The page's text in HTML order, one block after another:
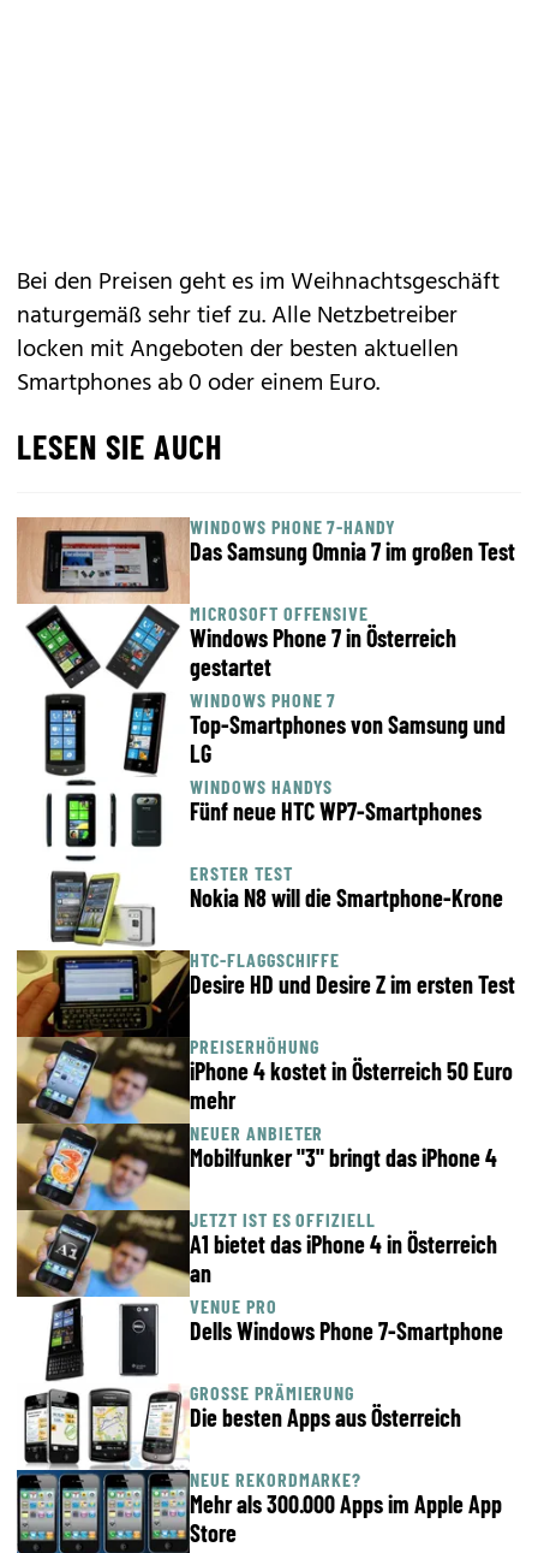
Bei den Preisen geht es im Weihnachtsgeschäft
naturgemäß sehr tief zu. Alle Netzbetreiber
locken mit Angeboten der besten aktuellen
Smartphones ab 0 oder einem Euro.
LESEN SIE AUCH
WINDOWS PHONE 7-HANDY
Das Samsung Omnia 7 im großen Test
MICROSOFT OFFENSIVE
Windows Phone 7 in Österreich
gestartet
WINDOWS PHONE 7
Top-Smartphones von Samsung und
LG
WINDOWS HANDYS
Fünf neue HTC WP7-Smartphones
ERSTER TEST
Nokia N8 will die Smartphone-Krone
HTC-FLAGGSCHIFFE
Desire HD und Desire Z im ersten Test
PREISERHÖHUNG
iPhone 4 kostet in Österreich 50 Euro
mehr
NEUER ANBIETER
Mobilfunker "3" bringt das iPhone 4
JETZT IST ES OFFIZIELL
A1 bietet das iPhone 4 in Österreich
an
VENUE PRO
Dells Windows Phone 7-Smartphone
GROSSE PRÄMIERUNG
Die besten Apps aus Österreich
NEUE REKORDMARKE?
Mehr als 300.000 Apps im Apple App
Store